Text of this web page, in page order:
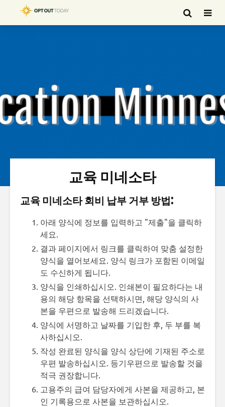
교육 미네소타
교육 미네소타 회비 납부 거부 방법:
아래 양식에 정보를 입력하고 "제출"을 클릭하
세요.
결과 페이지에서 링크를 클릭하여 맞춤 설정한
양식을 열어보세요. 양식 링크가 포함된 이메일
도 수신하게 됩니다.
양식을 인쇄하십시오. 인쇄본이 필요하다는 내
용의 해당 항목을 선택하시면, 해당 양식의 사
본을 우편으로 발송해 드리겠습니다.
양식에 서명하고 날짜를 기입한 후, 두 부를 복
사하십시오.
작성 완료된 양식을 양식 상단에 기재된 주소로
우편 발송하십시오. 등기우편으로 발송할 것을
적극 권장합니다.
고용주의 급여 담당자에게 사본을 제공하고, 본
인 기록용으로 사본을 보관하십시오.